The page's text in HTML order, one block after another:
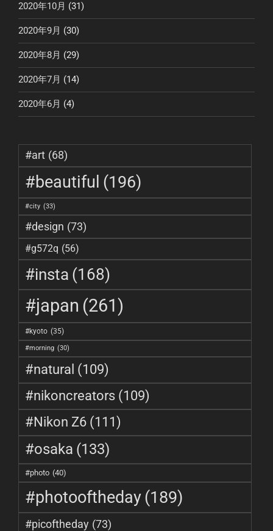
2020年10月 (31)
2020年9月 (30)
2020年8月 (29)
2020年7月 (14)
2020年6月 (4)
#art (68)
#beautiful (196)
#city (33)
#design (73)
#g572q (56)
#insta (168)
#japan (261)
#kyoto (35)
#morning (30)
#natural (109)
#nikoncreators (109)
#Nikon Z6 (111)
#osaka (133)
#photo (40)
#photooftheday(189)
#picoftheday (73)